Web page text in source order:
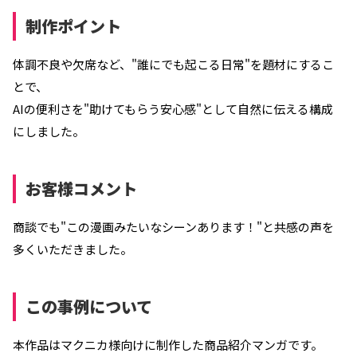
制作ポイント
体調不良や欠席など、"誰にでも起こる日常"を題材にするこ
とで、
AIの便利さを"助けてもらう安心感"として自然に伝える構成
にしました。
お客様コメント
商談でも"この漫画みたいなシーンあります！"と共感の声を
多くいただきました。
この事例について
本作品はマクニカ様向けに制作した商品紹介マンガです。